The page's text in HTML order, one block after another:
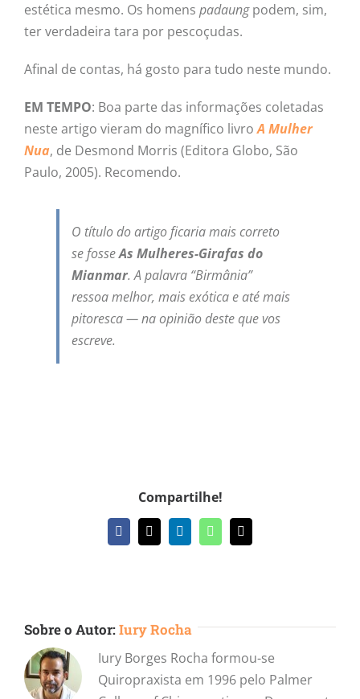
estética mesmo. Os homens padaungpodem, sim,
ter verdadeira tara por pescoçudas.
Afinal de contas, há gosto para tudo neste mundo.
EM TEMPO: Boa parte das informações coletadas
neste artigo vieram do magnífico livroA Mulher
Nua, de Desmond Morris (Editora Globo, São
Paulo, 2005). Recomendo.
O título do artigo ficaria mais correto
se fosseAs Mulheres-Girafas do
Mianmar. A palavra “Birmânia”
ressoa melhor, mais exótica e até mais
pitoresca — na opinião deste que vos
escreve.
Compartilhe!
Facebook
X LinkedInWhatsApp
E-
mail
Sobre o Autor:Iury Rocha
Iury Borges Rocha formou-se
Quiropraxista em 1996 pelo Palmer